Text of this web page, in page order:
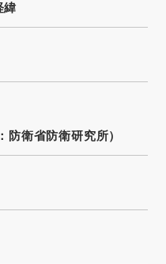
緯
衛省防衛研究所）